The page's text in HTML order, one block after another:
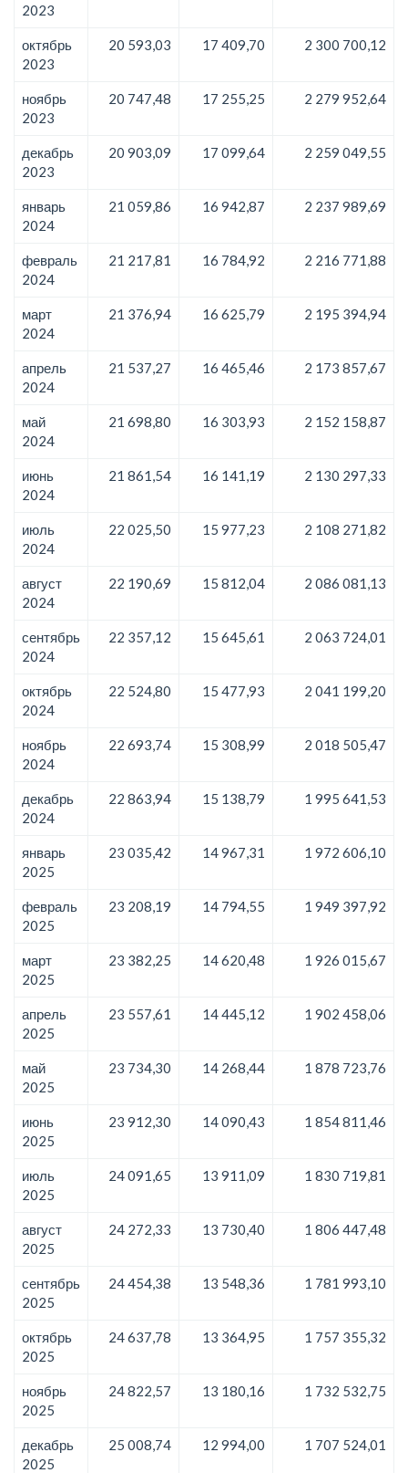
2023
октябрь
2023
20 593,03 17 409,70 2 300 700,12
ноябрь
2023
20 747,48 17 255,25 2 279 952,64
декабрь
2023
20 903,09 17 099,64 2 259 049,55
январь
2024
21 059,86 16 942,87 2 237 989,69
февраль
2024
21 217,81 16 784,92 2 216 771,88
март
2024
21 376,94 16 625,79 2 195 394,94
апрель
2024
21 537,27 16 465,46 2 173 857,67
май
2024
21 698,80 16 303,93 2 152 158,87
июнь
2024
21 861,54 16 141,19 2 130 297,33
июль
2024
22 025,50 15 977,23 2 108 271,82
август
2024
22 190,69 15 812,04 2 086 081,13
сентябрь
2024
22 357,12 15 645,61 2 063 724,01
октябрь
2024
22 524,80 15 477,93 2 041 199,20
ноябрь
2024
22 693,74 15 308,99 2 018 505,47
декабрь
2024
22 863,94 15 138,79 1 995 641,53
январь
2025
23 035,42 14 967,31 1 972 606,10
февраль
2025
23 208,19 14 794,55 1 949 397,92
март
2025
23 382,25 14 620,48 1 926 015,67
апрель
2025
23 557,61 14 445,12 1 902 458,06
май
2025
23 734,30 14 268,44 1 878 723,76
июнь
2025
23 912,30 14 090,43 1 854 811,46
июль
2025
24 091,65 13 911,09 1 830 719,81
август
2025
24 272,33 13 730,40 1 806 447,48
сентябрь
2025
24 454,38 13 548,36 1 781 993,10
октябрь
2025
24 637,78 13 364,95 1 757 355,32
ноябрь
2025
24 822,57 13 180,16 1 732 532,75
декабрь
2025
25 008,74 12 994,00 1 707 524,01